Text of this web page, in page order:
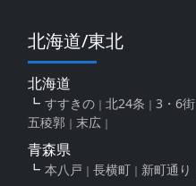
北海道/東北
北海道
すすきの 北24条 3・6街
五稜郭
末広
青森県
本八戸 長横町 新町通り